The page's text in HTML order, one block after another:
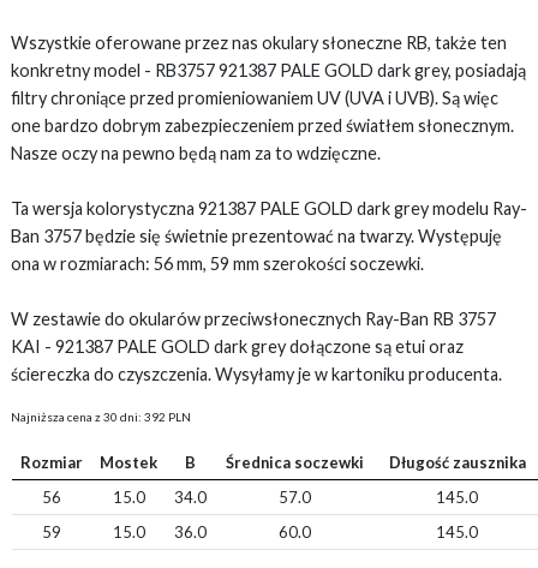
Wszystkie oferowane przez nas okulary słoneczne RB, także ten
konkretny model - RB3757 921387 PALE GOLD dark grey, posiadają
filtry chroniące przed promieniowaniem UV (UVA i UVB). Są więc
one bardzo dobrym zabezpieczeniem przed światłem słonecznym.
Nasze oczy na pewno będą nam za to wdzięczne.
Ta wersja kolorystyczna 921387 PALE GOLD dark grey modelu Ray-
Ban 3757 będzie się świetnie prezentować na twarzy. Występuję
ona w rozmiarach: 56 mm, 59 mm szerokości soczewki.
W zestawie do okularów przeciwsłonecznych Ray-Ban RB 3757
KAI - 921387 PALE GOLD dark grey dołączone są etui oraz
ściereczka do czyszczenia. Wysyłamy je w kartoniku producenta.
Najniższa cena z 30 dni: 392 PLN
Rozmiar Mostek B Średnica soczewki
Długość zausznika
56
15.0 34.0 57.0
145.0
59
15.0 36.0 60.0 145.0